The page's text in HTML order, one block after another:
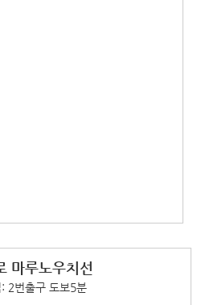
마루노우치선
2번출구 도보5분